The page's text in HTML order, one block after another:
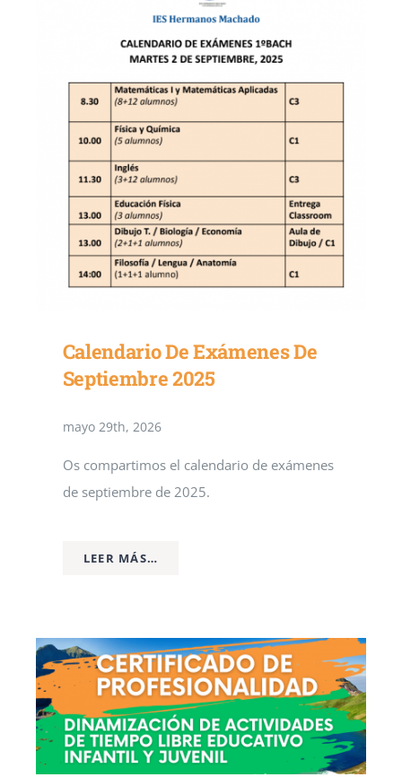
Secretaría
Calendario De Exámenes De
Septiembre 2025
mayo 29th, 2026
Os compartimos el calendario de exámenes
de septiembre de 2025.
LEER MÁS…